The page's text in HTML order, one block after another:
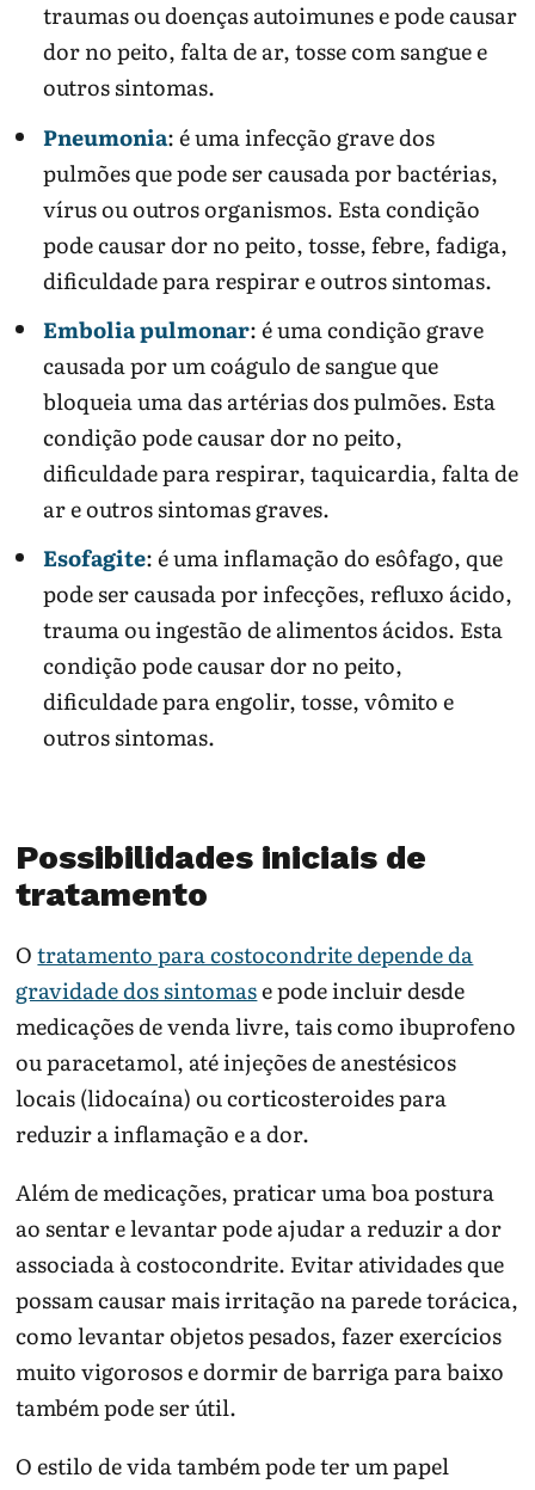
traumas ou doenças autoimunes e pode causar
dor no peito, falta de ar, tosse com sangue e
outros sintomas.
Pneumonia: é uma infecção grave dos
pulmões que pode ser causada por bactérias,
vírus ou outros organismos. Esta condição
pode causar dor no peito, tosse, febre, fadiga,
dificuldade para respirar e outros sintomas.
Embolia pulmonar: é uma condição grave
causada por um coágulo de sangue que
bloqueia uma das artérias dos pulmões. Esta
condição pode causar dor no peito,
dificuldade para respirar, taquicardia, falta de
ar e outros sintomas graves.
Esofagite: é uma inflamação do esôfago, que
pode ser causada por infecções, refluxo ácido,
trauma ou ingestão de alimentos ácidos. Esta
condição pode causar dor no peito,
dificuldade para engolir, tosse, vômito e
outros sintomas.
Possibilidades iniciais de
tratamento
Otratamento para costocondrite depende da
gravidade dos sintomase pode incluir desde
medicações de venda livre, tais como ibuprofeno
ou paracetamol, até injeções de anestésicos
locais (lidocaína) ou corticosteroides para
reduzir a inflamação e a dor.
Além de medicações, praticar uma boa postura
ao sentar e levantar pode ajudar a reduzir a dor
associada à costocondrite. Evitar atividades que
possam causar mais irritação na parede torácica,
como levantar objetos pesados, fazer exercícios
muito vigorosos e dormir de barriga para baixo
também pode ser útil.
O estilo de vida também pode ter um papel